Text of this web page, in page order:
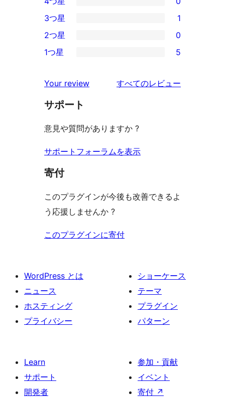
5-
星
レ
ビ
ー
4-
星
レ
ュ
ー
1
3-
星
ビ
ュ
3つ星 1
2-
レ
ビ
ー
2つ星 0
星
レ
ュ
ー
1つ星 5
Your review すべてのレビュー
サポート
意見や質問がありますか ?
サポートフォーラムを表示
寄付
このプラグインが今後も改善できるよ
う応援しませんか ?
このプラグインに寄付
WordPress とは
ニュース
ホスティング
プライバシー
ショーケース
テーマ
プラグイン
パターン
Learn
サポート
開発者
参加・貢献
イベント
寄付 ↗